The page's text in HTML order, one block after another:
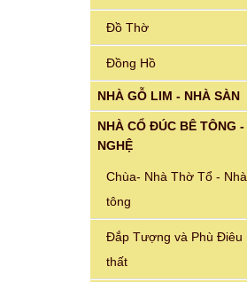
Đồ Thờ
Đồng Hồ
NHÀ GỖ LIM - NHÀ SÀN
NHÀ CỔ ĐÚC BÊ TÔNG
NGHỆ
Chùa- Nhà Thờ Tổ -
tông
Đắp Tượng và Phù Điêu
thất